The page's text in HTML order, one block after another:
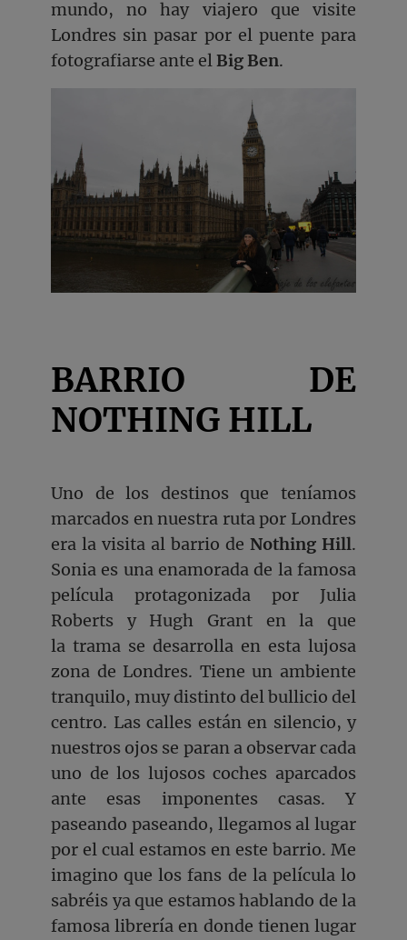
mundo, no hay viajero que visite
Londres sin pasar por el puente para
fotografiarse ante elBig Ben.
BARRIO DE
NOTHING HILL
Uno de los destinos que teníamos
marcados en nuestra ruta por Londres
era la visita al barrio de Nothing Hill.
Sonia es una enamorada de la famosa
película protagonizada por Julia
Roberts y Hugh Grant en la que
la trama se desarrolla en esta lujosa
zona de Londres. Tiene un ambiente
tranquilo, muy distinto del bullicio del
centro. Las calles están en silencio, y
nuestros ojos se paran a observar cada
uno de los lujosos coches aparcados
ante esas imponentes casas. Y
paseando paseando, llegamos al lugar
por el cual estamos en este barrio. Me
imagino que los fans de la película lo
sabréis ya que estamos hablando de la
famosa librería en donde tienen lugar